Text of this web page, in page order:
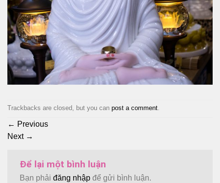
Trackbacks are closed, but you can post a comment.
← Previous
Next →
Để lại một bình luận
Bạn phải đăng nhập để gửi bình luận.